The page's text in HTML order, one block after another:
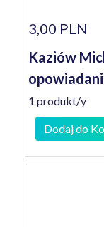
3,00 PLN
Kaziów
1 produkt/y
Dodaj do